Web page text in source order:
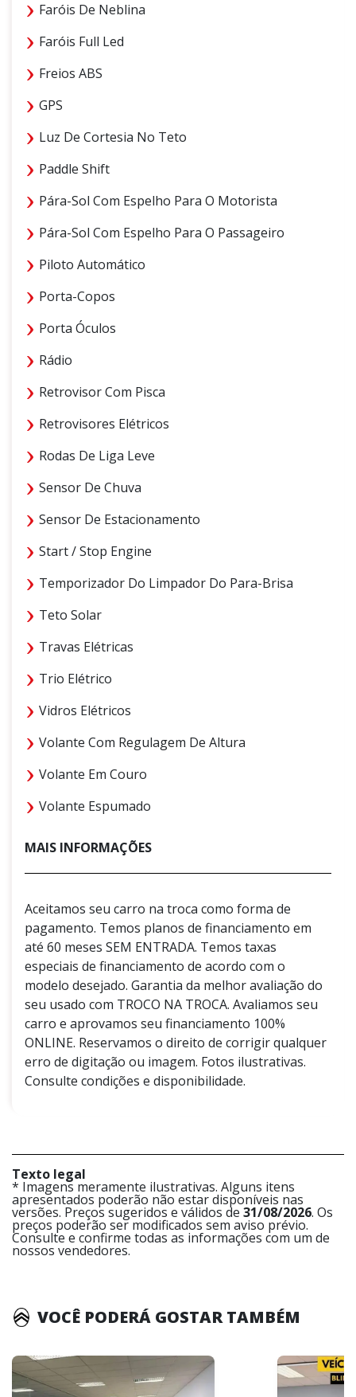
Faróis De Neblina
Faróis Full Led
Freios ABS
GPS
Luz De Cortesia No Teto
Paddle Shift
Pára-Sol Com Espelho Para O Motorista
Pára-Sol Com Espelho Para O Passageiro
Piloto Automático
Porta-Copos
Porta Óculos
Rádio
Retrovisor Com Pisca
Retrovisores Elétricos
Rodas De Liga Leve
Sensor De Chuva
Sensor De Estacionamento
Start / Stop Engine
Temporizador Do Limpador Do Para-Brisa
Teto Solar
Travas Elétricas
Trio Elétrico
Vidros Elétricos
Volante Com Regulagem De Altura
Volante Em Couro
Volante Espumado
MAIS INFORMAÇÕES
Aceitamos seu carro na troca como forma de
pagamento. Temos planos de financiamento em
até 60 meses SEM ENTRADA. Temos taxas
especiais de financiamento de acordo com o
modelo desejado. Garantia da melhor avaliação do
seu usado com TROCO NA TROCA. Avaliamos seu
carro e aprovamos seu financiamento 100%
ONLINE. Reservamos o direito de corrigir qualquer
erro de digitação ou imagem. Fotos ilustrativas.
Consulte condições e disponibilidade.
Texto legal
* Imagens meramente ilustrativas. Alguns itens
apresentados poderão não estar disponíveis nas
versões. Preços sugeridos e válidos de 31/08/2026. Os
preços poderão ser modificados sem aviso prévio.
Consulte e confirme todas as informações com um de
nossos vendedores.
VOCÊ PODERÁ GOSTAR TAMBÉM